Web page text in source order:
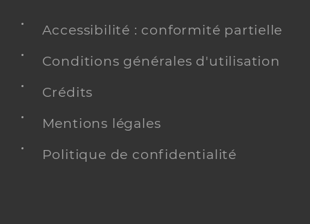
Accessibilité : conformité partielle
Conditions générales d'utilisation
Crédits
Mentions légales
Politique de confidentialité